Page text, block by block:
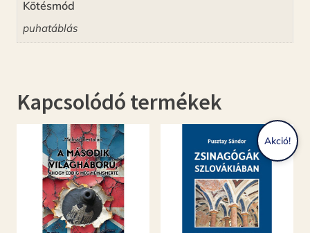
Kötésmód
puhatáblás
Kapcsolódó termékek
Akció!